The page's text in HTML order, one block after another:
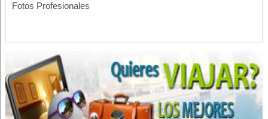
Fotos Profesionales